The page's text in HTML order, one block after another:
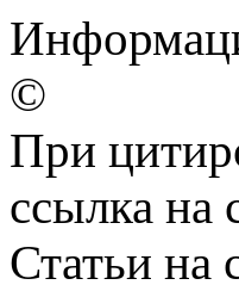
©
При
ссылка на
Статьи на